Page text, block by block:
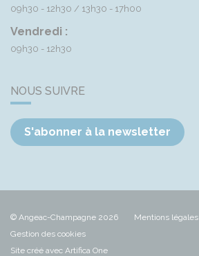
09h30 - 12h30 13h30 - 17h00
Vendredi :
09h30 - 12h30
NOUS SUIVRE
S'abonner à la newsletter
© Angeac-Champagne 2026 Mentions légales
Gestion des cookies
Site créé avec Artifica One